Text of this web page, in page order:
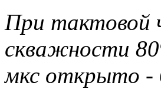
При тактовой
скважности
мкс открыто -